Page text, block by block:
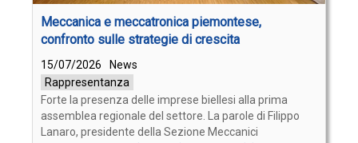
Meccanica e meccatronica piemontese,
confronto sulle strategie di crescita
15/07/2026
News
Rappresentanza
Forte la presenza delle imprese biellesi alla prima
assemblea regionale del settore. La parole di Filippo
Lanaro, presidente della Sezione Meccanici